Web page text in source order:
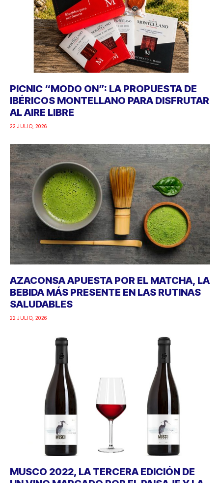
PICNIC “MODO ON”: LA PROPUESTA DE
IBÉRICOS MONTELLANO PARA DISFRUTAR
AL AIRE LIBRE
22 JULIO, 2026
AZACONSA APUESTA POR EL MATCHA, LA
BEBIDA MÁS PRESENTE EN LAS RUTINAS
SALUDABLES
22 JULIO, 2026
MUSCO 2022, LA TERCERA EDICIÓN DE